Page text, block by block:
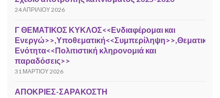
24 ΑΠΡΙΛΊΟΥ 2026
Γ ΘΕΜΑΤΙΚΟΣ ΚΥΚΛΟΣ<<Ενδιαφέρομαι και
Ενεργώ>>,Υποθεματική<<Συμπερίληψη>>,Θεματική
Ενότητα<<Πολιτιστική κληρονομιά και
παραδόσεις>>
31 ΜΑΡΤΊΟΥ 2026
ΑΠΟΚΡΙΕΣ-ΣΑΡΑΚΟΣΤΗ